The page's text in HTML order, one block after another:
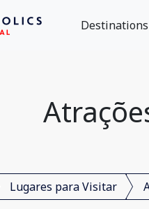
Destinations
Lugares para Visitar